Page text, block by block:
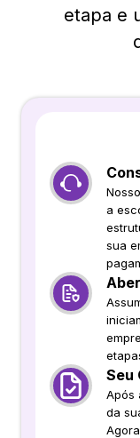
etapa e
a
sua
Seu
Após
da